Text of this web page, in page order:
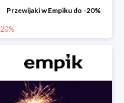
Przewijaki w Empiku do -20%
20%